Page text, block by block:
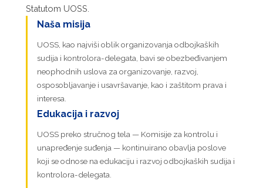
Statutom UOSS.
Naša misija
UOSS, kao najviši oblik organizovanja odbojkaških
sudija i kontrolora-delegata, bavi se obezbeđivanjem
neophodnih uslova za organizovanje, razvoj,
osposobljavanje i usavršavanje, kao i zaštitom prava i
interesa.
Edukacija i razvoj
UOSS preko stručnog tela — Komisije za kontrolu i
unapređenje suđenja — kontinuirano obavlja poslove
koji se odnose na edukaciju i razvoj odbojkaških sudija i
kontrolora-delegata.